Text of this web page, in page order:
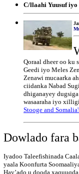
C/llaahi Yuusuf iyo
Qoraal dheer oo ku
Geedi iyo Meles
Zenawi mucaarka
ciidanka Nabad
dhiganayey
wasaaraha iyo
Stooge and
Dowlado fara
Iyadoo Taleefishinada
yaala Koonfurta
Hay’ado u dooda